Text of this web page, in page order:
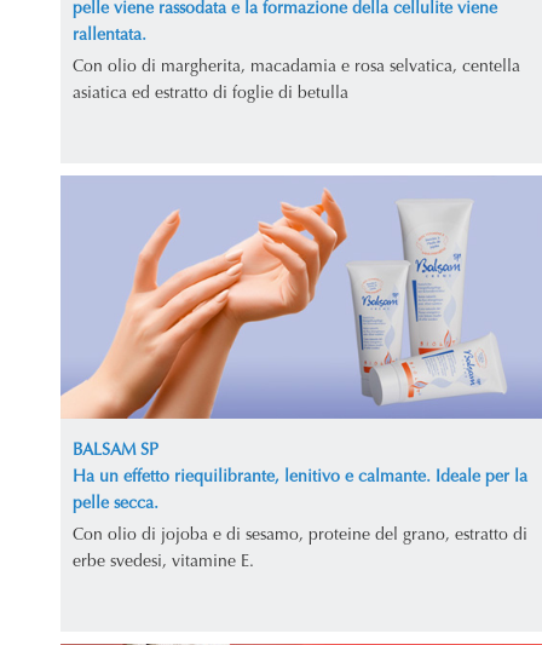
pelle viene rassodata e la formazione della cellulite viene
rallentata.
Con olio di margherita, macadamia e rosa selvatica, centella
asiatica ed estratto di foglie di betulla
BALSAM SP
Ha un effetto riequilibrante, lenitivo e calmante. Ideale per la
pelle secca.
Con olio di jojoba e di sesamo, proteine del grano, estratto di
erbe svedesi, vitamine E.